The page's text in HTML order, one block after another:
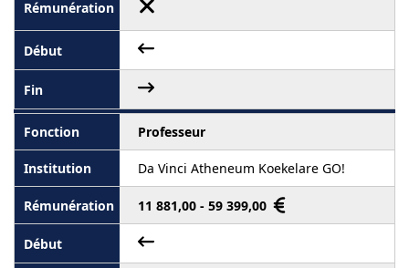
Professeur
Da Vinci Atheneum Koekelare GO!
11 881,00 - 59 399,00